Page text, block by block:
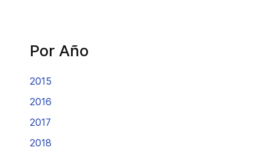
Por Año
2015
2016
2017
2018